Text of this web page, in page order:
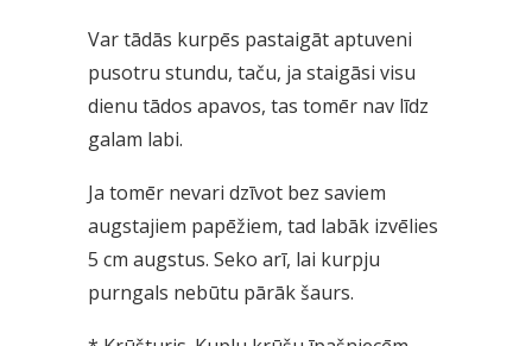
Var tādās kurpēs pastaigāt aptuveni
pusotru stundu, taču, ja staigāsi visu
dienu tādos apavos, tas tomēr nav līdz
galam labi.
Ja tomēr nevari dzīvot bez saviem
augstajiem papēžiem, tad labāk izvēlies
5 cm augstus. Seko arī, lai kurpju
purngals nebūtu pārāk šaurs.